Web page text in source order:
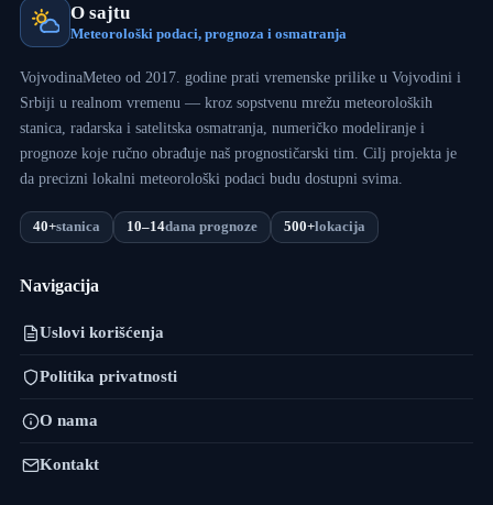
O sajtu
Meteorološki podaci, prognoza i osmatranja
VojvodinaMeteo od 2017. godine prati vremenske prilike u Vojvodini i
Srbiji u realnom vremenu — kroz sopstvenu mrežu meteoroloških
stanica, radarska i satelitska osmatranja, numeričko modeliranje i
prognoze koje ručno obrađuje naš prognostičarski tim. Cilj projekta je
da precizni lokalni meteorološki podaci budu dostupni svima.
40+stanica 10–14dana prognoze 500+lokacija
Navigacija
Uslovi korišćenja
Politika privatnosti
O nama
Kontakt